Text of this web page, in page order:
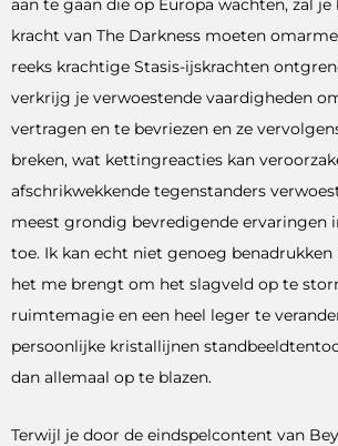
aan te gaan die op Europa wachten, zal je
kracht van The Darkness moeten
reeks krachtige Stasis-ijskrachten
verkrijg je verwoestende vaardigheden
vertragen en te bevriezen en ze
breken, wat kettingreacties kan
afschrikwekkende tegenstanders
meest grondig bevredigende ervaringen
toe. Ik kan echt niet genoeg benadrukken
het me brengt om het slagveld op te
ruimtemagie en een heel leger te
persoonlijke kristallijnen
dan allemaal op te blazen.
Terwijl je door de eindspelcontent van